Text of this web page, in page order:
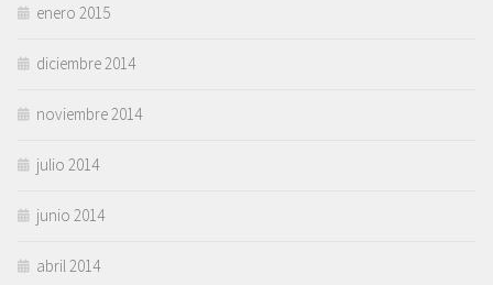
enero 2015
diciembre 2014
noviembre 2014
julio 2014
junio 2014
abril 2014